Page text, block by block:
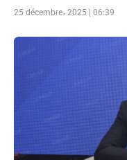
25 décembre، 2025 | 06:39